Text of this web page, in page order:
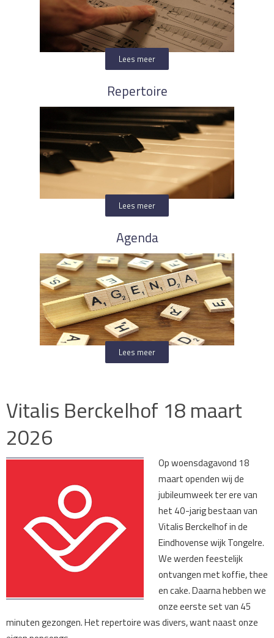
Lees meer
Repertoire
Lees meer
Agenda
Lees meer
Vitalis Berckelhof 18 maart
2026
Op woensdagavond 18
maart openden wij de
jubileumweek ter ere van
het 40-jarig bestaan van
Vitalis Berckelhof in de
Eindhovense wijk Tongelre.
We werden feestelijk
ontvangen met koffie, thee
en cake. Daarna hebben we
onze eerste set van 45
minuten gezongen. Het repertoire was divers, want naast onze